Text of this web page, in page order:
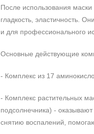
После использования
гладкость, эластичность.
и для профессионального
Основные действующие
- Комплекс из 17
- Комплекс растительных
подсолнечника) -
снятию воспалений,